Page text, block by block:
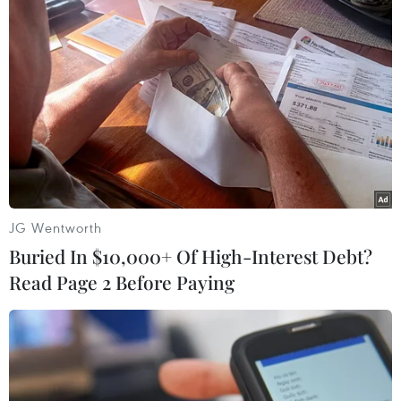
trình./.
(TTXVN/Vietnam+)
#COVID-19 #BioNTech
#SARS-CoV-2
JG Wentworth
Buried In $10,000+ Of High-Interest Debt?
Read Page 2 Before Paying